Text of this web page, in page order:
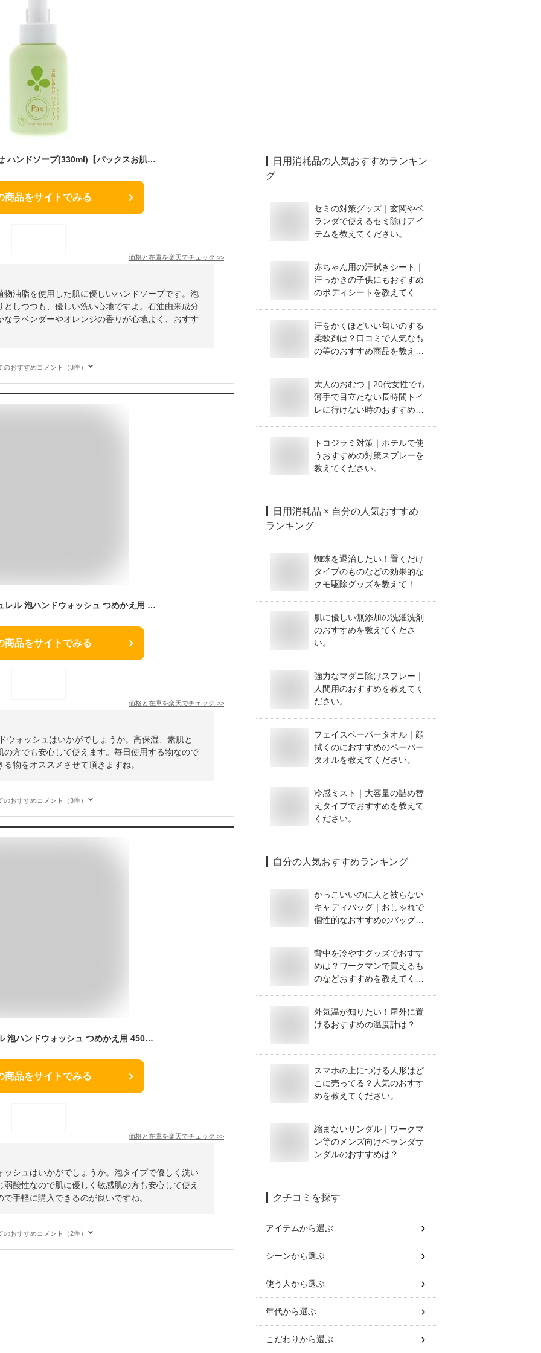
パックス お肌しあわせ ハンドソープ(330ml)【パックスお肌しあわせ】[手荒れ予防 料理 石けん 敏感肌 泡 子ども]
商品をサイトでみる
価格と在庫を楽天でチェック >>
油脂を使用した肌に優しいハンドソープです。泡
しつつも、優しい洗い心地ですよ。石油由来成分
ラベンダーやオレンジの香りが心地よく、おすす
のおすすめコメント（3件）
【送料込み】花王 キュレル 泡ハンドウォッシュ つめかえ用 450ml ハンドソープ(医薬部外品)(4901301257659)乾燥性敏感肌を考えた「キュレル」
商品をサイトでみる
価格と在庫を楽天でチェック >>
ウォッシュはいかがでしょうか。高保湿、素肌と
方でも安心して使えます。毎日使用する物なので
物をオススメさせて頂きますね。
のおすすめコメント（3件）
【在庫処分】 キュレル 泡ハンドウォッシュ つめかえ用 450ml ハンドソープ 手 指 保湿 泡 敏感肌 低刺激 curel 花王
商品をサイトでみる
価格と在庫を楽天でチェック >>
シュはいかがでしょうか。泡タイプで優しく洗い
酸性なので肌に優しく敏感肌の方も安心して使え
手軽に購入できるのが良いですね。
のおすすめコメント（2件）
日用消耗品の人気おすすめランキン
グ
セミの対策グッズ｜玄関やベ
ランダで使えるセミ除けアイ
テムを教えてください。
赤ちゃん用の汗拭きシート｜
汗っかきの子供にもおすすめ
のボディシートを教えてくだ
汗をかくほどいい匂いのする
柔軟剤は？口コミで人気なも
の等のおすすめ商品を教えて
大人のおむつ｜20代女性でも
薄手で目立たない長時間トイ
レに行けない時のおすすめオ
トコジラミ対策｜ホテルで使
うおすすめの対策スプレーを
教えてください。
日用消耗品 × 自分の人気おすすめ
ランキング
蜘蛛を退治したい！置くだけ
タイプのものなどの効果的な
クモ駆除グッズを教えて！
肌に優しい無添加の洗濯洗剤
のおすすめを教えてくださ
い。
強力なマダニ除けスプレー｜
人間用のおすすめを教えてく
ださい。
フェイスペーパータオル｜顔
拭くのにおすすめのペーパー
タオルを教えてください。
冷感ミスト｜大容量の詰め替
えタイプでおすすめを教えて
ください。
自分の人気おすすめランキング
かっこいいのに人と被らない
キャディバッグ｜おしゃれで
個性的なおすすめのバッグを
背中を冷やすグッズでおすす
めは？ワークマンで買えるも
のなどおすすめを教えてくだ
外気温が知りたい！屋外に置
けるおすすめの温度計は？
スマホの上につける人形はど
こに売ってる？人気のおすす
めを教えてください。
縮まないサンダル｜ワークマ
ン等のメンズ向けベランダサ
ンダルのおすすめは？
クチコミを探す
アイテムから選ぶ
シーンから選ぶ
使う人から選ぶ
年代から選ぶ
こだわりから選ぶ